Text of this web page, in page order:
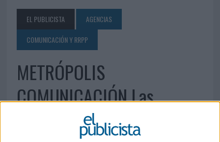
EL PUBLICISTA
AGENCIAS
COMUNICACIÓN Y RRPP
METRÓPOLIS
COMUNICACIÓN Las
Palmas de Gran Canaria